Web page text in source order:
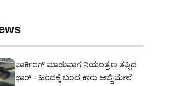
ಪಾರ್ಕಿಂಗ್ ಮಾಡುವಾಗ ನಿಯಂತ್ರಣ ತಪ್ಪಿದ
ಥಾರ್ - ಹಿಂದಕ್ಕೆ ಬಂದ ಕಾರು ಅಜ್ಜಿ ಮೇಲೆ